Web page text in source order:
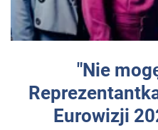
"Nie
Eurowizji